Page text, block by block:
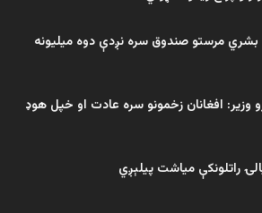
مرستو صندوق سره نږدې دوه میلیونه
وزیر: افغانان زخمونو سره عادت او خپل هوډ
راتلونکې میاشت پیلېږي